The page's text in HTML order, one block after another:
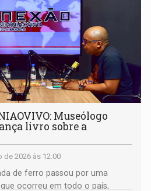
Museólogo
livro sobre a
de 2026 às 12:00
de ferro passou por uma
ocorreu em todo o país,